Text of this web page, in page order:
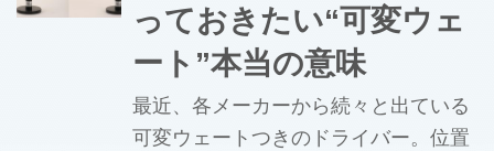
っておきたい“可変ウェ
ート”本当の意味
最近、各メーカーから続々と出ている
可変ウェートつきのドライバー。位置